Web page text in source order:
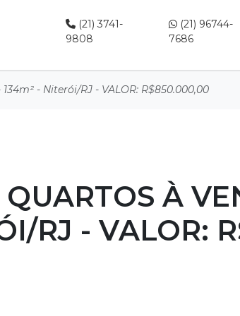
(21) 3741-
9808
(21) 96744-
7686
- Niterói/RJ - VALOR: R$850.000,00
À
RJ - VALOR: